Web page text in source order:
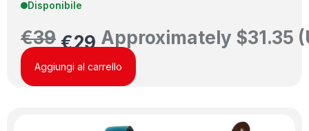
Disponibile
€39 €29 Approximately $31.35
Aggiungi al carrello